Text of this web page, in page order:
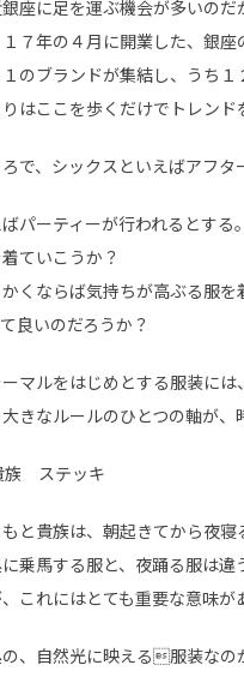
座に足を運ぶ機会が多いのだ
１７年の４月に開業した、銀座
１のブランドが集結し、うち１
はここを歩くだけでトレンド
ろで、シックスといえばアフタ
パーティーが行われるとする。
ていこうか？
かくならば気持ちが高ぶる服
良いのだろうか？
ーマルをはじめとする服装には
きなルールのひとつの軸が、
と貴族は、朝起きてから夜寝
に乗馬する服と、夜踊る服は違
、これにはとても重要な意味が
の、自然光に映える服装なの